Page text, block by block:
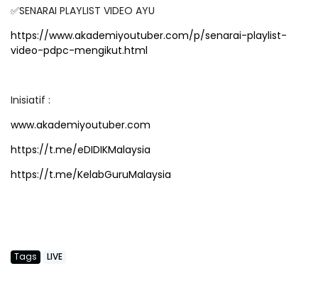
✅SENARAI PLAYLIST VIDEO AYU
https://www.akademiyoutuber.com/p/senarai-playlist-
video-pdpc-mengikut.html
Inisiatif :
www.akademiyoutuber.com
https://t.me/eDIDIKMalaysia
https://t.me/KelabGuruMalaysia
Tags LIVE